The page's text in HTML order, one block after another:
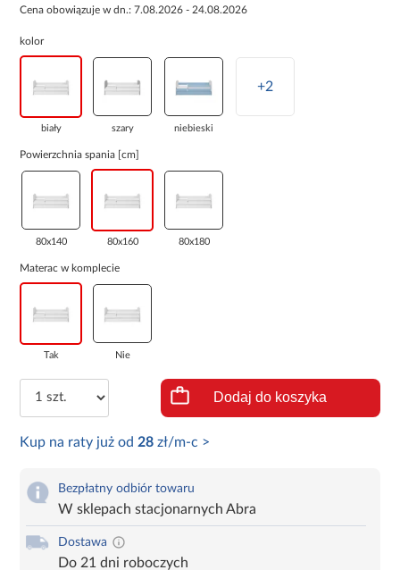
Cena obowiązuje w dn.: 7.08.2026 - 24.08.2026
kolor
biały szary niebieski
+2
Powierzchnia spania [cm]
80x140 80x160 80x180
Materac w komplecie
Tak Nie
Dodaj do koszyka
Kup na raty już od 28 zł/m-c >
Bezpłatny odbiór towaru
W sklepach stacjonarnych Abra
Dostawa
Do 21 dni roboczych